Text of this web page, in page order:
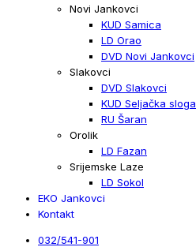
Novi Jankovci
KUD Samica
LD Orao
DVD Novi Jankovci
Slakovci
DVD Slakovci
KUD Seljačka sloga
RU Šaran
Orolik
LD Fazan
Srijemske Laze
LD Sokol
EKO Jankovci
Kontakt
032/541-901